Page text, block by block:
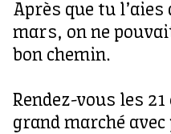
Après que tu
mars, on ne
bon chemin.
Rendez-vous les
grand marché